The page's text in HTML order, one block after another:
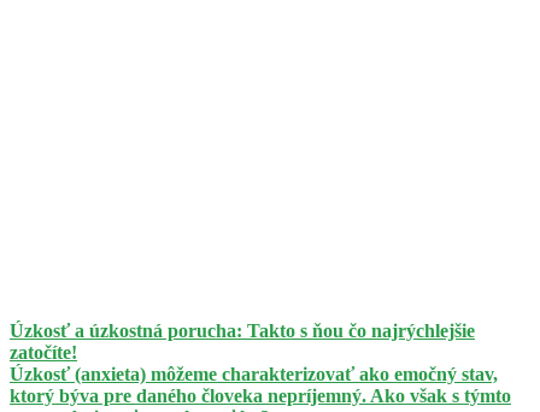
Úzkosť a úzkostná porucha: Takto s ňou čo najrýchlejšie
zatočíte!
Úzkosť (anxieta) môžeme charakterizovať ako emočný stav,
ktorý býva pre daného človeka nepríjemný. Ako však s týmto